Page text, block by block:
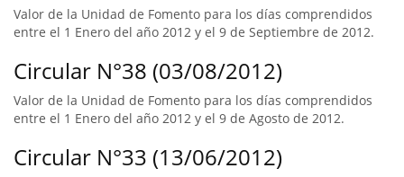
Valor de la Unidad de Fomento para los días comprendidos
entre el 1 Enero del año 2012 y el 9 de Septiembre de 2012.
Circular N°38 (03/08/2012)
Valor de la Unidad de Fomento para los días comprendidos
entre el 1 Enero del año 2012 y el 9 de Agosto de 2012.
Circular N°33 (13/06/2012)